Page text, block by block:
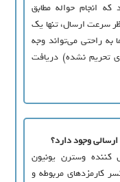
انجام حواله مطابق
سرعت ارسال، تنها یک
راحتی می‌تواند وجه
تحریم نشده) دریافت
وجود دارد؟
کننده وسترن يونيون
کارمزدهاي مربوطه و